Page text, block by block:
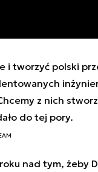
i tworzyć polski
z nich
do tej pory.
nad tym, żeby